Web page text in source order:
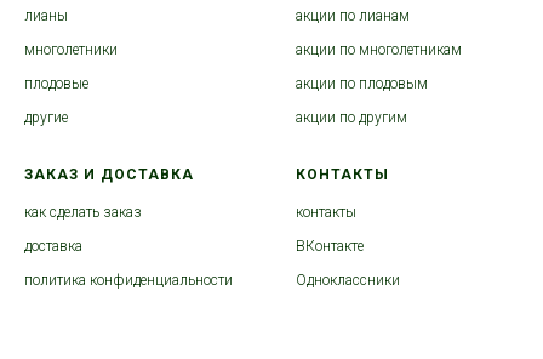
лианы
многолетники
плодовые
другие
акции по лианам
акции по многолетникам
акции по плодовым
акции по другим
ЗАКАЗ И ДОСТАВКА
как сделать заказ
доставка
политика конфиденциальности
КОНТАКТЫ
контакты
ВКонтакте
Одноклассники